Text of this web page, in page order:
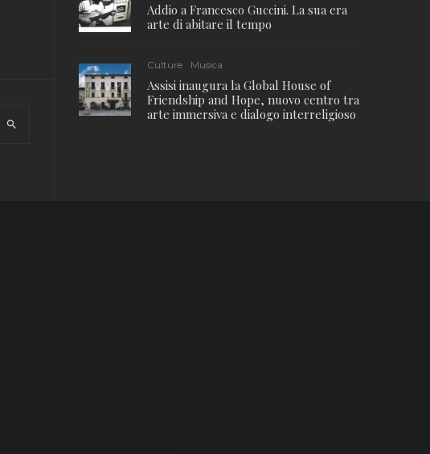
Addio a Francesco Guccini. La sua era
arte di abitare il tempo
Culture Musica
Assisi inaugura la Global House of
Friendship and Hope, nuovo centro tra
arte immersiva e dialogo interreligioso